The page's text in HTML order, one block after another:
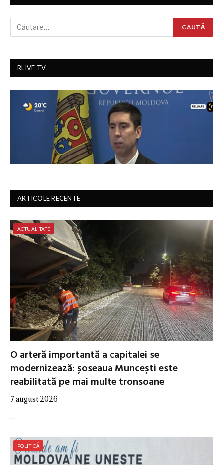
RLIVE TV
ARTICOLE RECENTE
ACTUALITATE
O arteră importantă a capitalei se
modernizează: șoseaua Muncești este
reabilitată pe mai multe tronsoane
7 august 2026
…
POLITICĂ